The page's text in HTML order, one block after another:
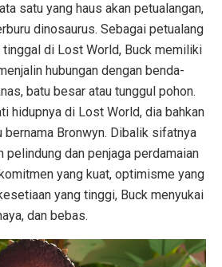
satu yang haus akan petualangan,
dinosaurus. Sebagai petualang
tinggal di Lost World, Buck memiliki
hubungan dengan benda-
batu besar atau tunggul pohon.
hidupnya di Lost World, dia bahkan
Bronwyn. Dibalik sifatnya
pelindung dan penjaga perdamaian
yang kuat, optimisme yang
yang tinggi, Buck menyukai
dan bebas.